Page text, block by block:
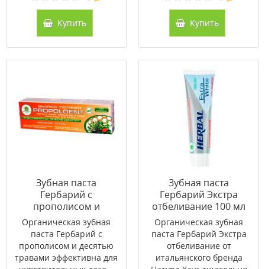
Купить Купить
Зубная паста
Гербарий с
прополисом и
десятью травами 100
мл
Органическая зубная
паста Гербарий с
прополисом и десятью
травами эффективна для
Зубная паста
Гербарий Экстра
отбеливание 100 мл
Органическая зубная
паста Гербарий Экстра
отбеливание от
итальянского бренда